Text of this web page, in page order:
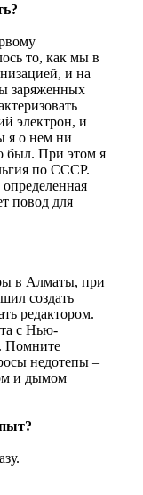
то, как мы в
и на
заряженных
электрон, и
я о нем ни
был. При этом я
по СССР.
повод для
в Алматы, при
создать
редактором.
с Нью-
Помните
недотепы –
и дымом